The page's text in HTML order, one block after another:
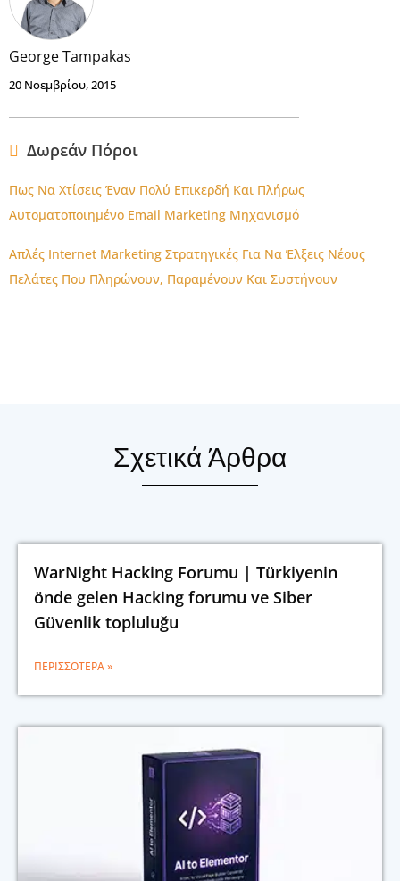
George Tampakas
20 Νοεμβρίου, 2015
Δωρεάν Πόροι
Πως Να Χτίσεις Έναν Πολύ Επικερδή Και Πλήρως
Αυτοματοποιημένο Email Marketing Μηχανισμό
Απλές Internet Marketing Στρατηγικές Για Να Έλξεις Νέους
Πελάτες Που Πληρώνουν, Παραμένουν Και Συστήνουν
Σχετικά Άρθρα
WarNight Hacking Forumu | Türkiyenin
önde gelen Hacking forumu ve Siber
Güvenlik topluluğu
ΠΕΡΙΣΣΌΤΕΡΑ »